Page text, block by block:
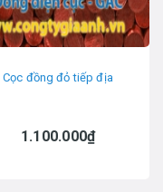
Cọc đồng đỏ tiếp địa
1.100.000₫